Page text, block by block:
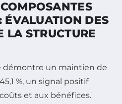
ÉVALUATION DES
LA STRUCTURE
démontre un maintien de
%, un signal positif
et aux bénéfices.